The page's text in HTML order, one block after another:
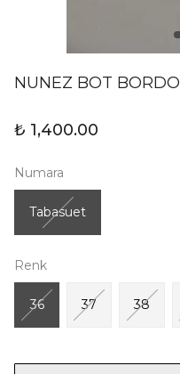
NUNEZ BOT BORDO
₺ 1,400.00
Numara
Tabasuet
Renk
36 37 38